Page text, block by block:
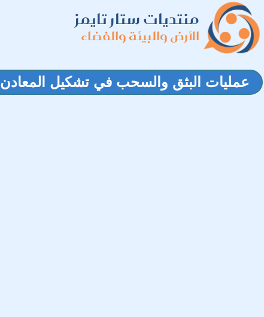
منتديات ستار تايمز
الأرض والبيئة والفضاء
عمليات البثق والسحب في تشكيل المعادن